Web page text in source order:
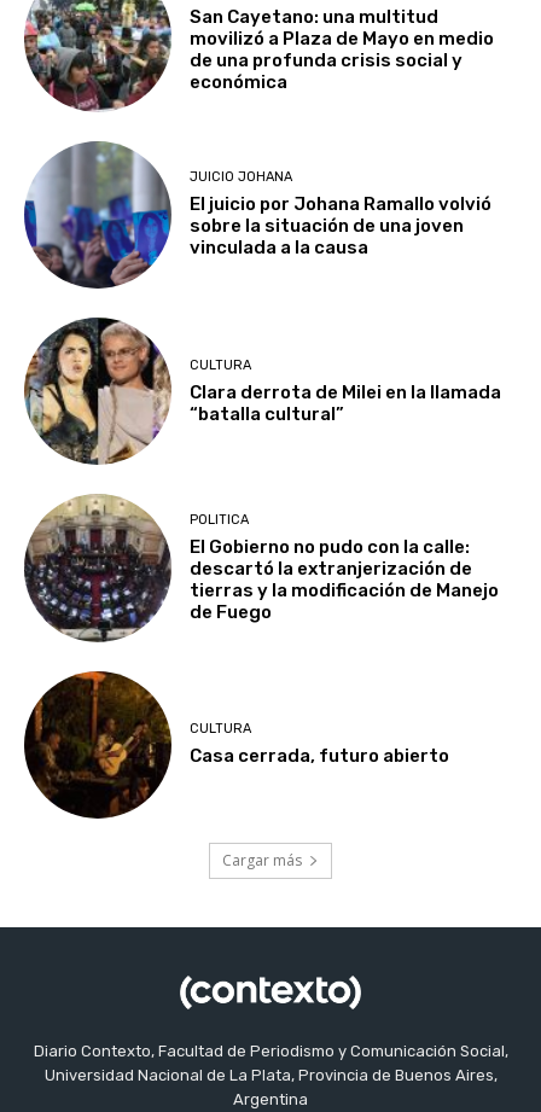
San Cayetano: una multitud
movilizó a Plaza de Mayo en medio
de una profunda crisis social y
económica
JUICIO JOHANA
El juicio por Johana Ramallo volvió
sobre la situación de una joven
vinculada a la causa
CULTURA
Clara derrota de Milei en la llamada
“batalla cultural”
POLITICA
El Gobierno no pudo con la calle:
descartó la extranjerización de
tierras y la modificación de Manejo
de Fuego
CULTURA
Casa cerrada, futuro abierto
Cargar más
Diario Contexto, Facultad de Periodismo y Comunicación Social,
Universidad Nacional de La Plata, Provincia de Buenos Aires,
Argentina